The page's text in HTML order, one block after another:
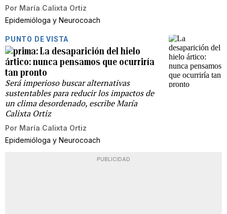
Por María Calixta Ortiz
Epidemióloga y Neurocoach
PUNTO DE VISTA
La desaparición del hielo
ártico: nunca pensamos que ocurriría
tan pronto
Será imperioso buscar alternativas
sustentables para reducir los impactos de
un clima desordenado, escribe María
Calixta Ortiz
Por María Calixta Ortiz
Epidemióloga y Neurocoach
PUBLICIDAD